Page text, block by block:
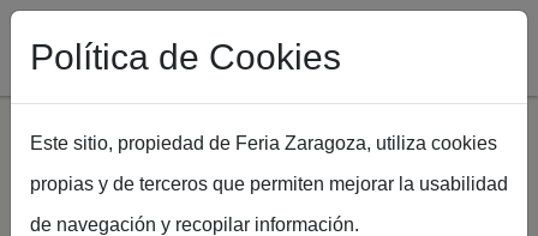
Pasar al contenido principal
Política de Cookies
Este sitio, propiedad de Feria Zaragoza, utiliza cookies
propias y de terceros que permiten mejorar la usabilidad
de navegación y recopilar información.